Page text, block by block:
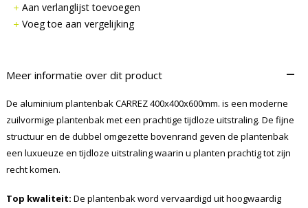
Aan verlanglijst toevoegen
Voeg toe aan vergelijking
Meer informatie over dit product –
De aluminium plantenbak CARREZ 400x400x600mm. is een moderne
zuilvormige plantenbak met een prachtige tijdloze uitstraling. De fijne
structuur en de dubbel omgezette bovenrand geven de plantenbak
een luxueuze en tijdloze uitstraling waarin u planten prachtig tot zijn
recht komen.
Top kwaliteit: De plantenbak word vervaardigd uit hoogwaardig